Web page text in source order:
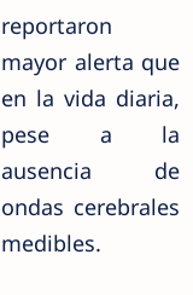
reportaron
mayor alerta que
en la vida diaria,
pese a la
ausencia de
ondas cerebrales
medibles.